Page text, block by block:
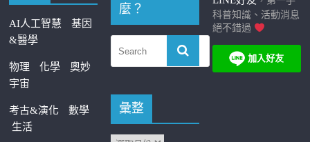
AI人工智慧
基因
&醫學
物理 化學
奧妙
宇宙
考古&演化
數學
生活
麼？
彙整
科普知識、活動消息
絕不錯過